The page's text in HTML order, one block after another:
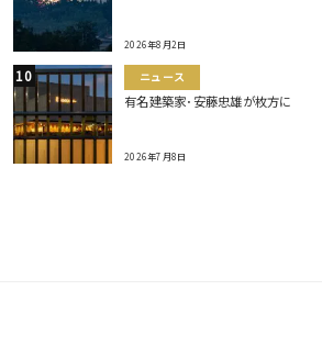
2026年8月2日
ニュース
有名建築家･安藤忠雄が枚方に
2026年7月8日